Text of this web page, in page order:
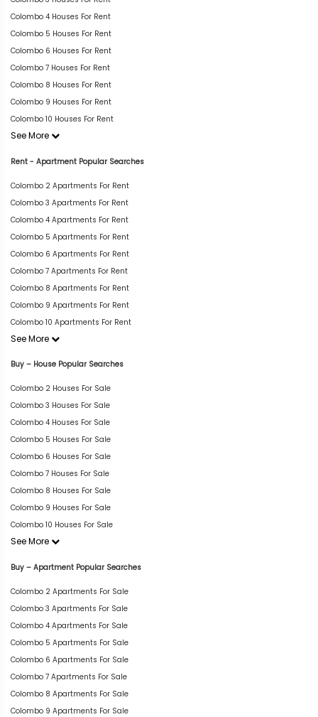
Colombo 4 Houses For Rent
Colombo 5 Houses For Rent
Colombo 6 Houses For Rent
Colombo 7 Houses For Rent
Colombo 8 Houses For Rent
Colombo 9 Houses For Rent
Colombo 10 Houses For Rent
See More
Rent - Apartment Popular Searches
Colombo 2 Apartments For Rent
Colombo 3 Apartments For Rent
Colombo 4 Apartments For Rent
Colombo 5 Apartments For Rent
Colombo 6 Apartments For Rent
Colombo 7 Apartments For Rent
Colombo 8 Apartments For Rent
Colombo 9 Apartments For Rent
Colombo 10 Apartments For Rent
See More
Buy – House Popular Searches
Colombo 2 Houses For Sale
Colombo 3 Houses For Sale
Colombo 4 Houses For Sale
Colombo 5 Houses For Sale
Colombo 6 Houses For Sale
Colombo 7 Houses For Sale
Colombo 8 Houses For Sale
Colombo 9 Houses For Sale
Colombo 10 Houses For Sale
See More
Buy – Apartment Popular Searches
Colombo 2 Apartments For Sale
Colombo 3 Apartments For Sale
Colombo 4 Apartments For Sale
Colombo 5 Apartments For Sale
Colombo 6 Apartments For Sale
Colombo 7 Apartments For Sale
Colombo 8 Apartments For Sale
Colombo 9 Apartments For Sale